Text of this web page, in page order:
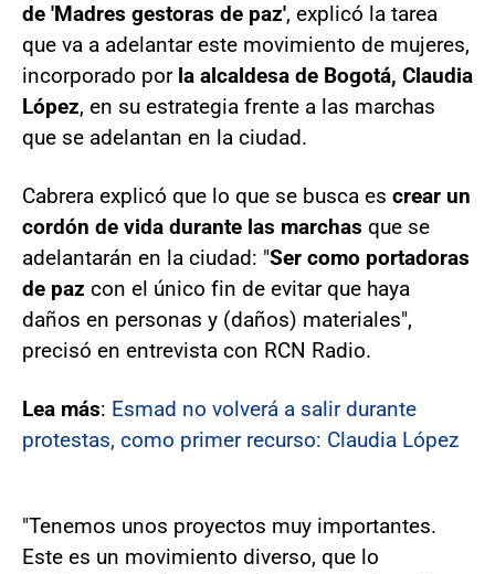
de 'Madres gestoras de paz', explicó la tarea
que va a adelantar este movimiento de mujeres,
incorporado por la alcaldesa de Bogotá, Claudia
López, en su estrategia frente a las marchas
que se adelantan en la ciudad.
Cabrera explicó que lo que se busca es crear un
cordón de vida durante las marchas que se
adelantarán en la ciudad: "Ser como portadoras
de paz con el único fin de evitar que haya
daños en personas y (daños) materiales",
precisó en entrevista con RCN Radio.
Lea más: Esmad no volverá a salir durante
protestas, como primer recurso: Claudia López
"Tenemos unos proyectos muy importantes.
Este es un movimiento diverso, que lo